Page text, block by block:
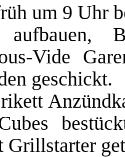
um 9 Uhr
aufbauen,
Vide
geschickt.
Grillstarter